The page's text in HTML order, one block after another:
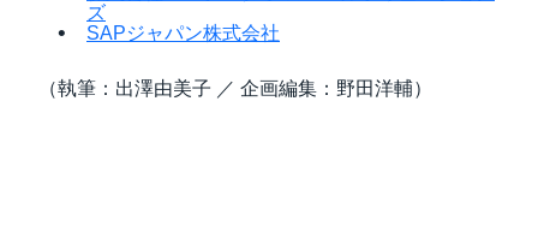
ズ
SAPジャパン株式会社
（執筆：出澤由美子 ／ 企画編集：野田洋輔）